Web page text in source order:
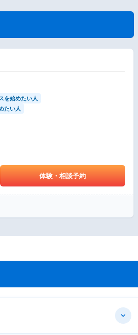
を始めたい人
たい人
体験・相談予約